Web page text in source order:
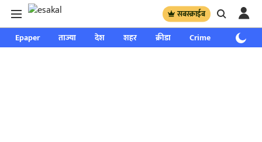
सबस्क्राईब
Epaper ताज्या देश शहर क्रीडा Crime साप्ताहिक